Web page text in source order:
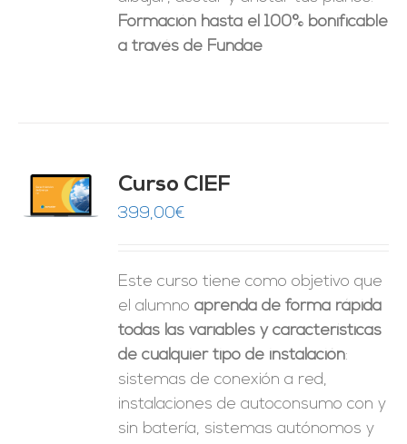
Formación hasta el 100% bonificable
a través de Fundae
Curso CIEF
399,00€
Este curso tiene como objetivo que
el alumnoaprenda de forma rápida
todas las variables y características
de cualquier tipo de instalación:
sistemas de conexión a red,
instalaciones de autoconsumo con y
sin batería, sistemas autónomos y